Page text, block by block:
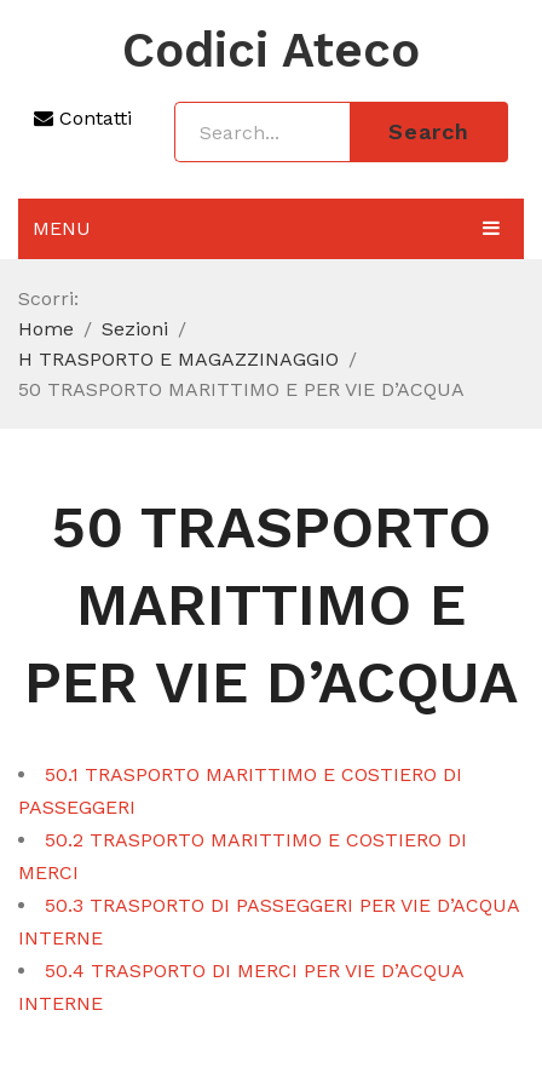
Codici Ateco
Contatti
Search
MENU
AGGIORNAMENTO 2025
SEZIONI
CODICE ATECO A COSA SERVE
Scorri:
Home
Sezioni
H TRASPORTO E MAGAZZINAGGIO
50 TRASPORTO MARITTIMO E PER VIE D’ACQUA
50 TRASPORTO
MARITTIMO E
PER VIE D’ACQUA
50.1 TRASPORTO MARITTIMO E COSTIERO DI
PASSEGGERI
50.2 TRASPORTO MARITTIMO E COSTIERO DI
MERCI
50.3 TRASPORTO DI PASSEGGERI PER VIE D’ACQUA
INTERNE
50.4 TRASPORTO DI MERCI PER VIE D’ACQUA
INTERNE